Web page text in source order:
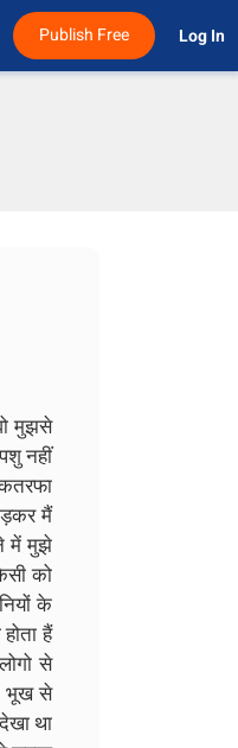
Publish Free Log In
मुझसे
नहीं
मैं
में मुझे
को
के
हैं
से
भूख से
था